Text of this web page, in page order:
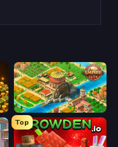
Empire City
Top